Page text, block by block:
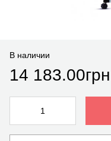
В наличии
14 183.00грн